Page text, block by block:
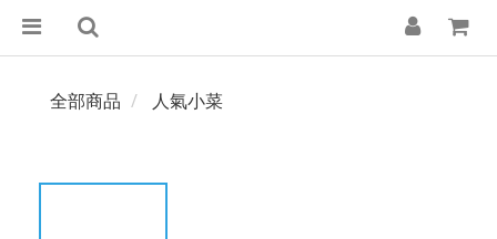
全部商品 人氣小菜